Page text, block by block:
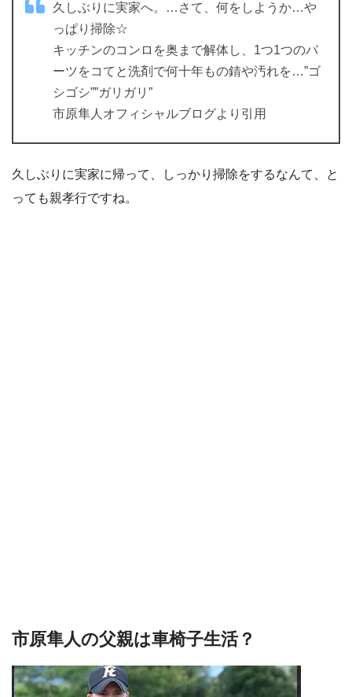
久しぶりに実家へ。…さて、何をしようか…や
っぱり掃除☆
キッチンのコンロを奥まで解体し、1つ1つのパ
ーツをコてと洗剤で何十年もの錆や汚れを…”ゴ
シゴシ””ガリガリ”
市原隼人オフィシャルブログより引用
久しぶりに実家に帰って、しっかり掃除をするなんて、と
っても親孝行ですね。
市原隼人の父親は車椅子生活？